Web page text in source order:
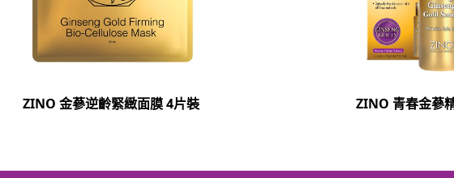
ZINO 金蔘逆齡緊緻面膜 4片裝 ZINO 青春金蔘